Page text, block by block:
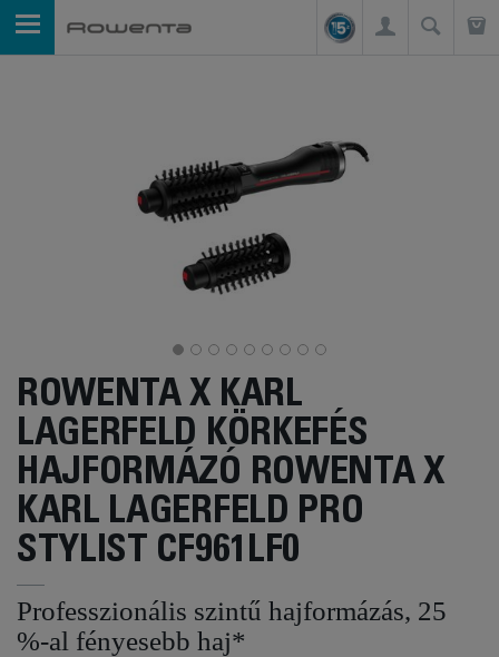
ROWENTA X KARL
LAGERFELD KÖRKEFÉS
HAJFORMÁZÓ ROWENTA X
KARL LAGERFELD PRO
STYLIST CF961LF0
Professzionális szintű hajformázás, 25
%-al fényesebb haj*